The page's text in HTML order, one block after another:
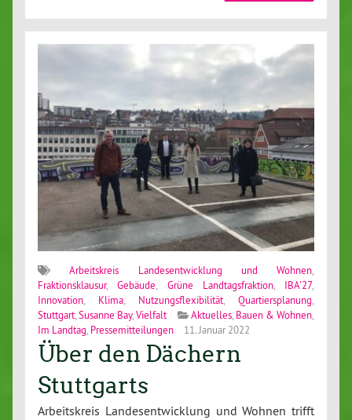
Arbeitskreis Landesentwicklung und Wohnen
Fraktionsklausur,Gebäude Grüne Landtagsfraktion, IBA'27,
Innovation
Klima Nutzungsflexibilität Quartiersplanung
Stuttgart ,Susanne Bay,Vielfalt Aktuelles, Bauen & Wohnen
Im Landtag Pressemitteilungen 11. Januar 2022
Über den Dächern
Stuttgarts
Arbeitskreis Landesentwicklung und Wohnen trifft